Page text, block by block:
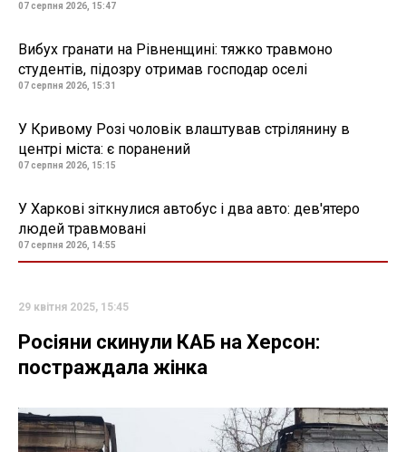
07 серпня 2026, 15:47
Вибух гранати на Рівненщині: тяжко травмоно
студентів, підозру отримав господар оселі
07 серпня 2026, 15:31
У Кривому Розі чоловік влаштував стрілянину в
центрі міста: є поранений
07 серпня 2026, 15:15
У Харкові зіткнулися автобус і два авто: дев'ятеро
людей травмовані
07 серпня 2026, 14:55
29 квітня 2025, 15:45
Росіяни скинули КАБ на Херсон:
постраждала жінка